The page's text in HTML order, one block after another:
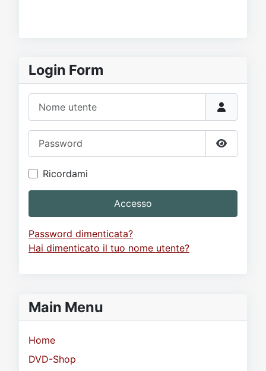
Login Form
Mostra
Ricordami
Accesso
Password dimenticata?
Hai dimenticato il tuo nome utente?
Main Menu
Home
DVD-Shop